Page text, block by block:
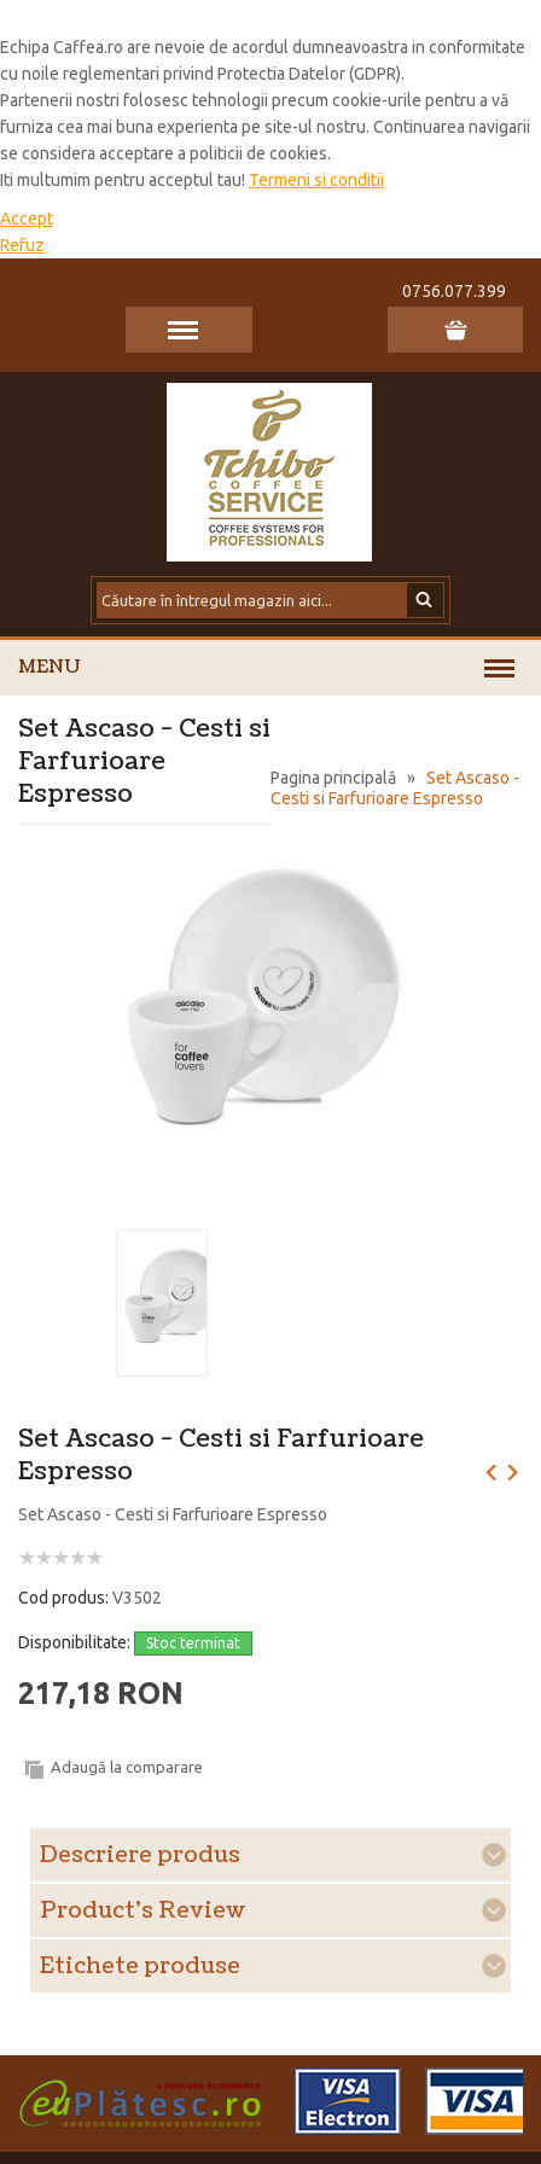
Echipa Caffea.ro are nevoie de acordul dumneavoastra in conformitate
cu noile reglementari privind Protectia Datelor (GDPR).
Partenerii nostri folosesc tehnologii precum cookie-urile pentru a vă
furniza cea mai buna experienta pe site-ul nostru. Continuarea navigarii
se considera acceptare a politicii de cookies.
Iti multumim pentru acceptul tau! Termeni si conditii
Accept
Refuz
0756.077.399
MENU
Pagina principală » Set Ascaso -
Cesti si Farfurioare Espresso
Set Ascaso - Cesti si
Farfurioare
Espresso
Set Ascaso - Cesti si Farfurioare
Espresso
Set Ascaso - Cesti si Farfurioare Espresso
Cod produs: V3502
Disponibilitate: Stoc terminat
217,18 RON
Adaugă la comparare
Descriere produs
Product's Review
Etichete produse